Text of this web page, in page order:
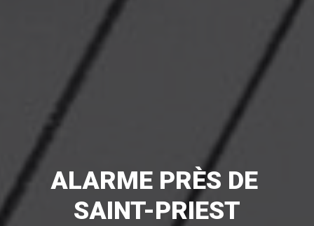
ALARME PRÈS DE
SAINT-PRIEST